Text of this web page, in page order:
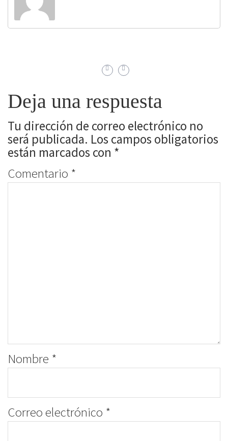
Deja una respuesta
Tu dirección de correo electrónico no
será publicada. Los campos obligatorios
están marcados con *
Comentario *
Nombre *
Correo electrónico *